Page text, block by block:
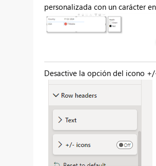
personalizada con un carácter
Desactive la opción del icono